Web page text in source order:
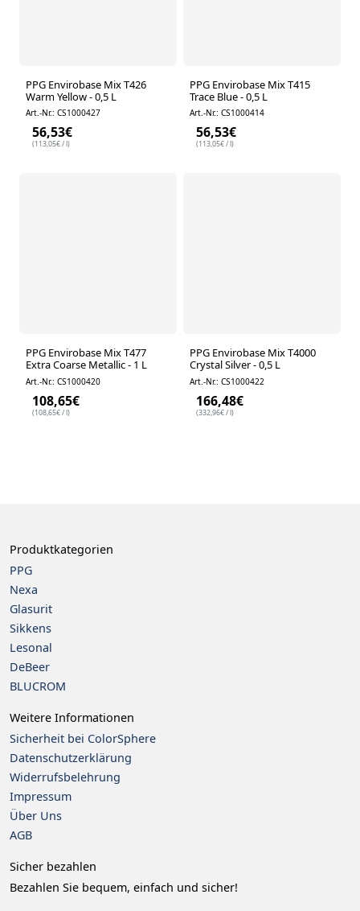
PPG Envirobase Mix T426
Warm Yellow - 0,5 L
Art.-Nr.: CS1000427
56,53€
(113,05€/ l)
PPG Envirobase Mix T415
Trace Blue - 0,5 L
Art.-Nr.: CS1000414
56,53€
(113,05€/ l)
PPG Envirobase Mix T477
Extra Coarse Metallic - 1 L
Art.-Nr.: CS1000420
108,65€
(108,65€/ l)
PPG Envirobase Mix T4000
Crystal Silver - 0,5 L
Art.-Nr.: CS1000422
166,48€
(332,96€/ l)
Produktkategorien
PPG
Nexa
Glasurit
Sikkens
Lesonal
DeBeer
BLUCROM
Weitere Informationen
Sicherheit bei ColorSphere
Datenschutzerklärung
Widerrufsbelehrung
Impressum
Über Uns
AGB
Sicher bezahlen
Bezahlen Sie bequem, einfach und sicher!